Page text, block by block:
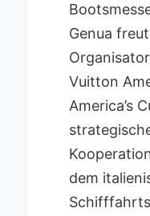
Genua
Vuitton
America’s
dem